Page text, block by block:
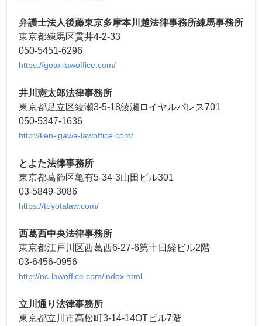
弁護士法人後藤東京多摩本川越法律事務所練馬事務所
東京都練馬区貫井4-2-33
050-5451-6296
https://goto-lawoffice.com/
井川憲太郎法律事務所
東京都足立区綾瀬3-5-18綾瀬ロイヤルパレス701
050-5347-1636
http://ken-igawa-lawoffice.com/
とよた法律事務所
東京都葛飾区亀有5-34-3山田ビル301
03-5849-3086
https://toyotalaw.com/
西葛西中央法律事務所
東京都江戸川区西葛西6-27-6第十日経ビル2階
03-6456-0956
http://nc-lawoffice.com/index.html
立川通り法律事務所
東京都立川市高松町3-14-14OTビル7階